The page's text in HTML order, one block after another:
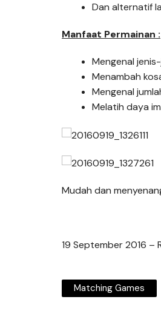
Dan alternatif
Manfaat Permainan :
Mengenal
Menambah
Mengenal
Melatih daya
Mudah dan
19 September 2016 –
Matching Games